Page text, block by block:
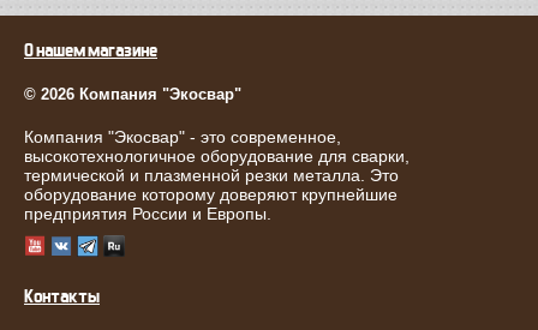
О нашем магазине
© 2026 Компания "Экосвар"
Компания "Экосвар" - это современное,
высокотехнологичное оборудование для сварки,
термической и плазменной резки металла. Это
оборудование которому доверяют крупнейшие
предприятия России и Европы.
Контакты